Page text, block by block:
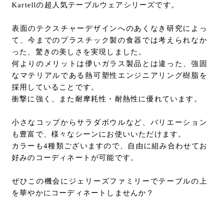
オンライン見積もり ショールームを探す
Kartellの超人気テーブルウェアシリーズです。
表面のテクスチャーデザインへのあくなき研究によっ
て、今までのプラスチック製の食器では考えられなか
った、驚きの美しさを実現しました。
何よりのメリットは儚いガラス製品とは違った、強固
なマテリアルである熱可塑性エンジニアリング樹脂を
採用していることです。
衝撃に強く、また耐摩耗性・耐熱性に優れています。
小さなコップからサラダボウルなど、バリエーション
も豊富で、様々なシーンにお使いいただけます。
カラーも4種類ございますので、自由に組み合わせてお
好みのコーディネートが可能です。
ぜひこの機会にジェリーズファミリーでテーブルの上
を華やかにコーディネートしませんか？